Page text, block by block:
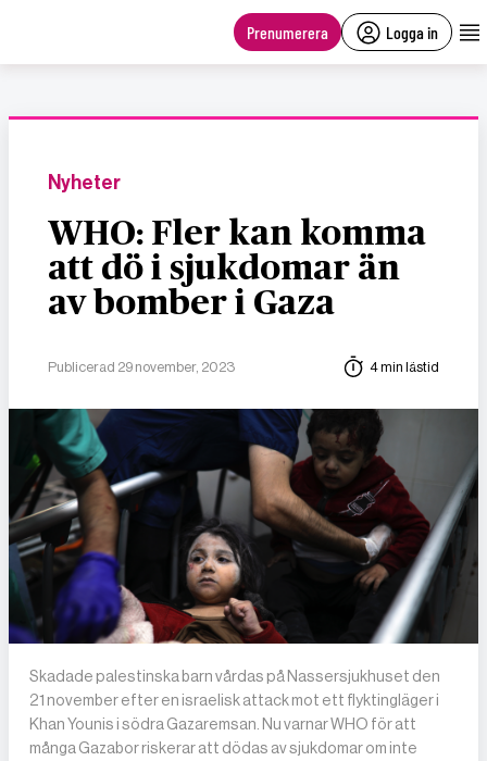
Prenumerera Logga in
Nyheter
WHO: Fler kan komma
att dö i sjukdomar än
av bomber i Gaza
Publicerad 29 november, 2023 4 min lästid
Skadade palestinska barn vårdas på Nassersjukhuset den
21 november efter en israelisk attack mot ett flyktingläger i
Khan Younis i södra Gazaremsan. Nu varnar WHO för att
många Gazabor riskerar att dödas av sjukdomar om inte